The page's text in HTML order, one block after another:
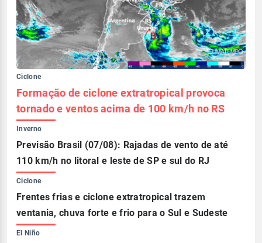
Ciclone
Formação de ciclone extratropical provoca
tornado e ventos acima de 100 km/h no RS
Inverno
Previsão Brasil (07/08): Rajadas de vento de até
110 km/h no litoral e leste de SP e sul do RJ
Ciclone
Frentes frias e ciclone extratropical trazem
ventania, chuva forte e frio para o Sul e Sudeste
El Niño